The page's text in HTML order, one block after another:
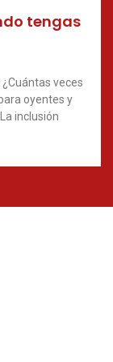
tengas
veces
oyentes y
inclusión